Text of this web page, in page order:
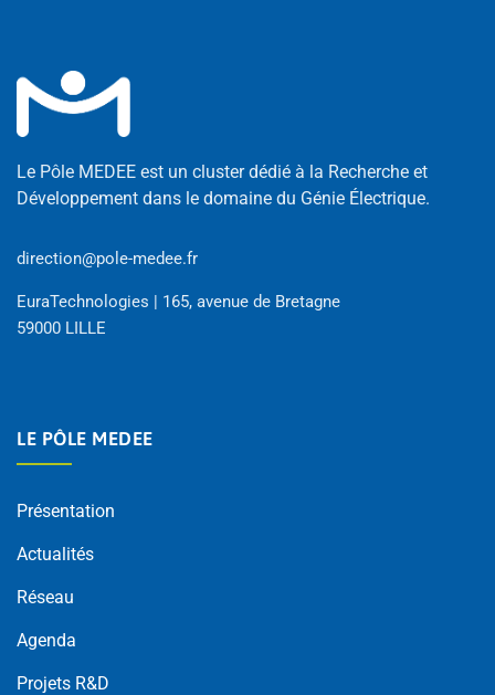
Le Pôle MEDEE est un cluster dédié à la Recherche et
Développement dans le domaine du Génie Électrique.
direction@pole-medee.fr
EuraTechnologies | 165, avenue de Bretagne
59000 LILLE
LE PÔLE MEDEE
Présentation
Actualités
Réseau
Agenda
Projets R&D